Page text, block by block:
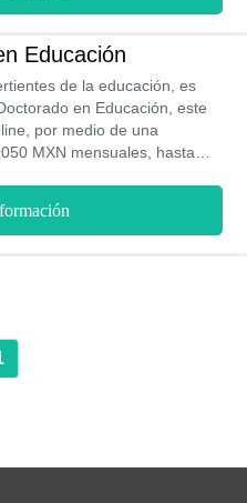
Educación
de la educación, es
en Educación, este
por medio de una
MXN mensuales, hasta